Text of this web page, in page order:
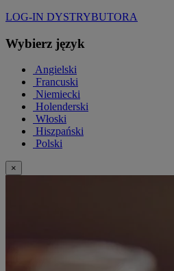
LOG-IN DYSTRYBUTORA
Wybierz język
Angielski
Francuski
Niemiecki
Holenderski
Włoski
Hiszpański
Polski
×